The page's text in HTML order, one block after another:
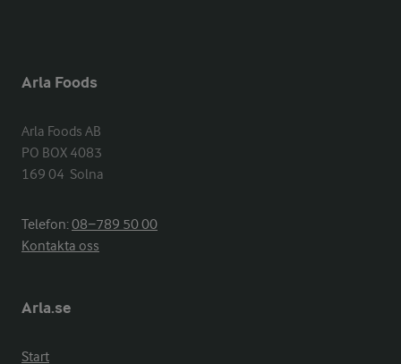
Arla Foods
Arla Foods AB
PO BOX 4083
169 04  Solna
Telefon:08−789 50 00
Kontakta oss
Arla.se
Start